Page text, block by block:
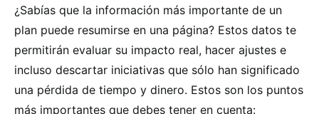
¿Sabías que la información más importante de un
plan puede resumirse en una página? Estos datos te
permitirán evaluar su impacto real, hacer ajustes e
incluso descartar iniciativas que sólo han significado
una pérdida de tiempo y dinero. Estos son los puntos
más importantes que debes tener en cuenta: